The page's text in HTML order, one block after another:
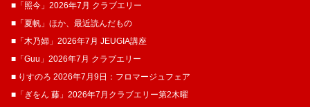
■「照今」2026年7月 クラブエリー
■「夏帆」ほか、最近読んだもの
■「木乃婦」2026年7月 JEUGIA講座
■「Guu」2026年7月 クラブエリー
■ りすのろ 2026年7月9日：フロマージュフェア
■「ぎをん 藤」2026年7月クラブエリー第2木曜